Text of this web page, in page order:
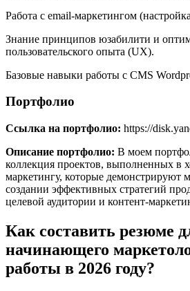
Работа с email-маркетингом
Знание принципов юзабилити и
пользовательского опыта (UX).
Базовые навыки работы с CMS
Портфолио
Ссылка на портфолио: https://
Описание портфолио: В моем
коллекция проектов, выполненных в
маркетингу, которые демонстрируют
создании эффективных стратегий
целевой аудитории и контент-
Как составить резюме
начинающего
работы в 2026 году?